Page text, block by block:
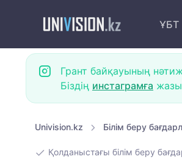
ҰБТ
Грант байқауының
Біздің инстаграмға
Univision.kz Білім беру
Қолданыстағы білім беру